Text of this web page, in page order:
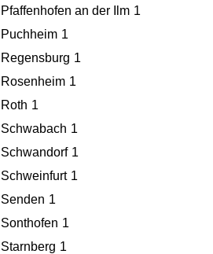
Pfaffenhofen an der Ilm 1
Puchheim 1
Regensburg 1
Rosenheim 1
Roth 1
Schwabach 1
Schwandorf 1
Schweinfurt 1
Senden 1
Sonthofen 1
Starnberg 1